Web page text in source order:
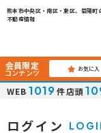
熊本市中央区・南区・東区、菊陽町
不動産情報
会員限定
コンテンツ お気に入
WEB 1019 件店頭
ログイン